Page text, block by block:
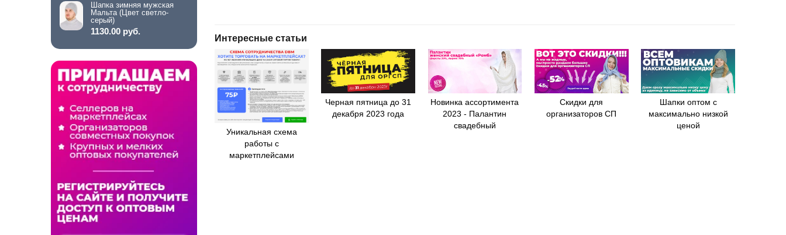
Интересные статьи
Уникальная схема
работы с
маркетплейсами
Черная пятница до 31
декабря 2023 года
Новинка ассортимента
2023 - Палантин
свадебный
Скидки для
организаторов СП
Шапки оптом с
максимально низкой
ценой
Шапка зимняя мужская
Мальта (Цвет светло-
серый)
1130.00 руб.